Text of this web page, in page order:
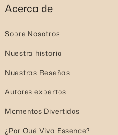
Acerca de
Sobre Nosotros
Nuestra historia
Nuestras Reseñas
Autores expertos
Momentos Divertidos
¿Por Qué Viva Essence?